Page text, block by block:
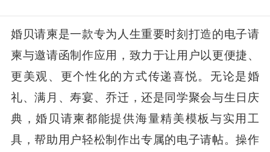
婚贝请柬是一款专为人生重要时刻打造的电子请
柬与邀请函制作应用，致力于让用户以更便捷、
更美观、更个性化的方式传递喜悦。无论是婚
礼、满月、寿宴、乔迁，还是同学聚会与生日庆
典，婚贝请柬都能提供海量精美模板与实用工
具，帮助用户轻松制作出专属的电子请帖。操作